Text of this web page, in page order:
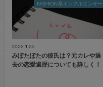
FASHION系インフルエンサー
2022.1.26
みぽたぽたの彼氏は？元カレや過
去の恋愛遍歴についても詳しく！